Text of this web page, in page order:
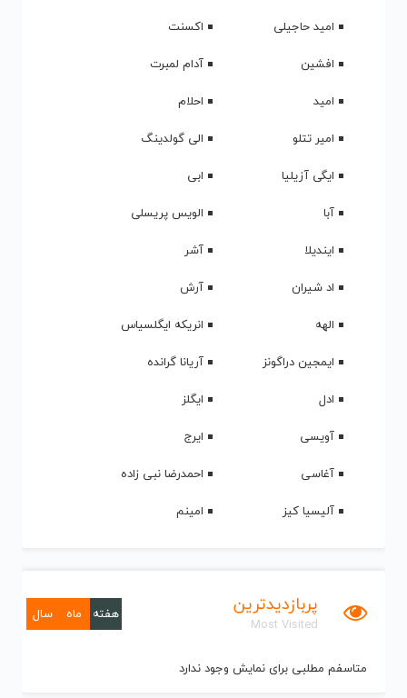
امید حاجیلی
اکسنت
افشین
آدام لمبرت
امید
احلام
امیر تتلو
الی گولدینگ
ایگی آزیلیا
ابی
آبا
الویس پریسلی
ایندیلا
آشر
اد شیران
آرش
الهه
انریکه ایگلسیاس
ایمجین دراگونز
آریانا گرانده
ادل
ایگلز
آویسی
ایرج
آغاسی
احمدرضا نبی زاده
آلیسیا کیز
امینم
پربازدیدترین
Most Visited
هفته ماه سال
متاسفم مطلبی برای نمایش وجود ندارد